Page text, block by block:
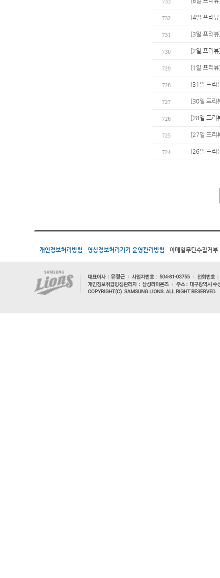
733
732 [4일 프리
731 [3일 프리
730 [2일 프리
729 [1일 프리
728 [31일 프리
727 [30일 프리
726 [28일 프리
725 [27일 프리
724 [26일 프리
개인정보처리방침 영상정보처리기기 운영관리방침 이메일무단수집거부